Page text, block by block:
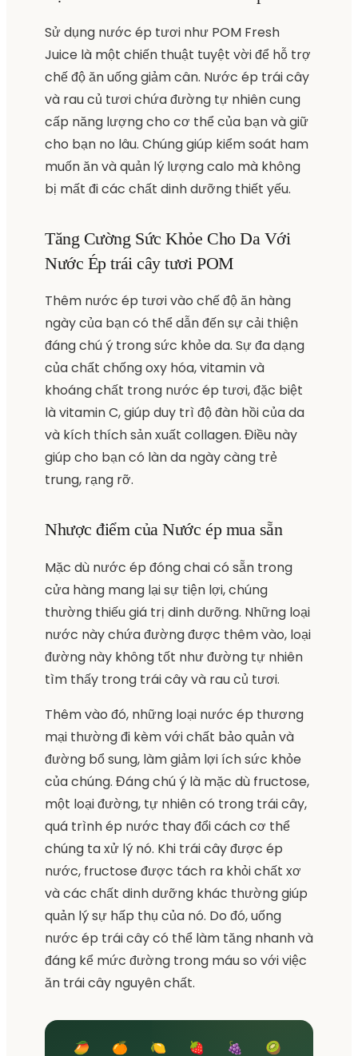
Sử dụng nước ép tươi như POM Fresh
Juice là một chiến thuật tuyệt vời để hỗ trợ
chế độ ăn uống giảm cân. Nước ép trái cây
và rau củ tươi chứa đường tự nhiên cung
cấp năng lượng cho cơ thể của bạn và giữ
cho bạn no lâu. Chúng giúp kiểm soát ham
muốn ăn và quản lý lượng calo mà không
bị mất đi các chất dinh dưỡng thiết yếu.
Tăng Cường Sức Khỏe Cho Da Với
Nước Ép trái cây tươi POM
Thêm nước ép tươi vào chế độ ăn hàng
ngày của bạn có thể dẫn đến sự cải thiện
đáng chú ý trong sức khỏe da. Sự đa dạng
của chất chống oxy hóa, vitamin và
khoáng chất trong nước ép tươi, đặc biệt
là vitamin C, giúp duy trì độ đàn hồi của da
và kích thích sản xuất collagen. Điều này
giúp cho bạn có làn da ngày càng trẻ
trung, rạng rỡ.
Nhược điểm của Nước ép mua sẵn
Mặc dù nước ép đóng chai có sẵn trong
cửa hàng mang lại sự tiện lợi, chúng
thường thiếu giá trị dinh dưỡng. Những loại
nước này chứa đường được thêm vào, loại
đường này không tốt như đường tự nhiên
tìm thấy trong trái cây và rau củ tươi.
Thêm vào đó, những loại nước ép thương
mại thường đi kèm với chất bảo quản và
đường bổ sung, làm giảm lợi ích sức khỏe
của chúng. Đáng chú ý là mặc dù fructose,
một loại đường, tự nhiên có trong trái cây,
quá trình ép nước thay đổi cách cơ thể
chúng ta xử lý nó. Khi trái cây được ép
nước, fructose được tách ra khỏi chất xơ
và các chất dinh dưỡng khác thường giúp
quản lý sự hấp thụ của nó. Do đó, uống
nước ép trái cây có thể làm tăng nhanh và
đáng kể mức đường trong máu so với việc
ăn trái cây nguyên chất.
🥭 🍊 🍋 🍓 🍇 🥝